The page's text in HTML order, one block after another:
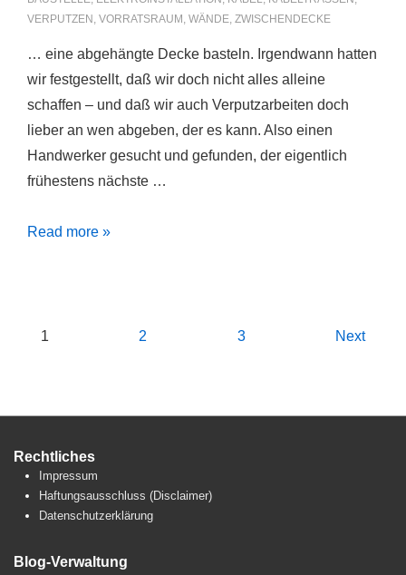
VERPUTZEN , VORRATSRAUM , WÄNDE, ZWISCHENDECKE
… eine abgehängte Decke basteln. Irgendwann hatten
wir festgestellt, daß wir doch nicht alles alleine
schaffen – und daß wir auch Verputzarbeiten doch
lieber an wen abgeben, der es kann. Also einen
Handwerker gesucht und gefunden, der eigentlich
frühestens nächste …
Mal
Read more »
Seitennummerierung
1 2 3 Next
Rechtliches
Impressum
Haftungsausschluss (Disclaimer)
Datenschutzerklärung
Blog-Verwaltung